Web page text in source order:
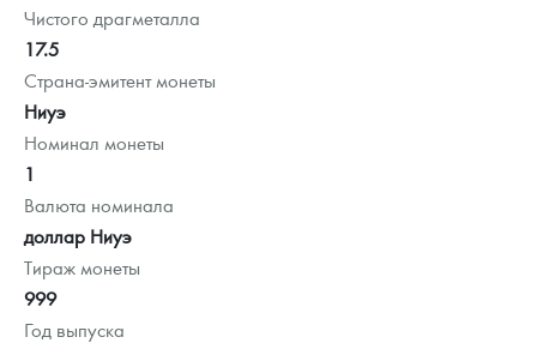
Чистого драгметалла
17.5
Страна-эмитент монеты
Ниуэ
Номинал монеты
1
Валюта номинала
доллар Ниуэ
Тираж монеты
999
Год выпуска